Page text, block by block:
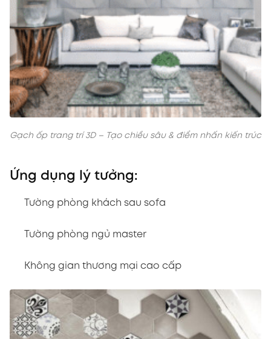
Gạch ốp trang trí 3D – Tạo chiều sâu & điểm nhấn kiến trúc
Ứng dụng lý tưởng:
Tường phòng khách sau sofa
Tường phòng ngủ master
Không gian thương mại cao cấp